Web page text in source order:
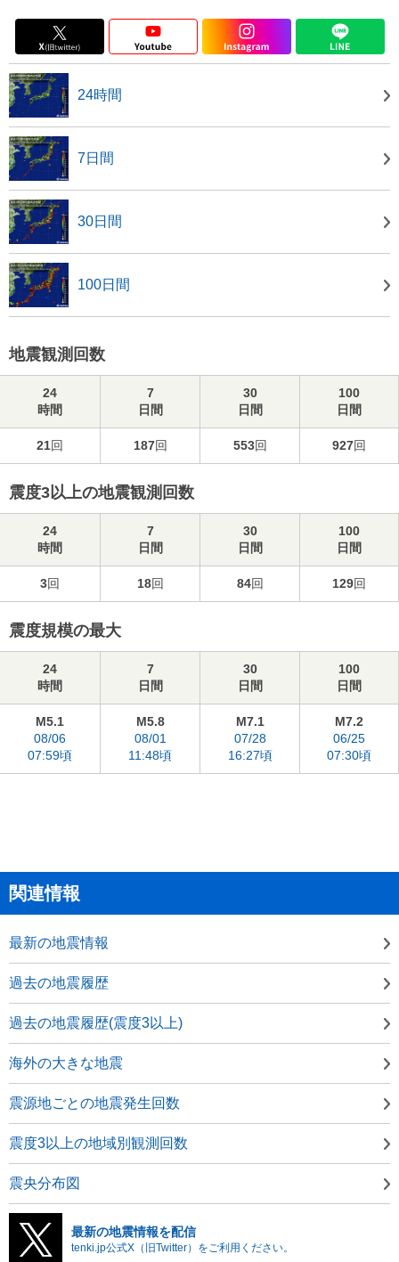
24時間
7日間
30日間
100日間
地震観測回数
24
時間
7
日間
30
日間
100
日間
21回 187回 553回 927回
震度3以上の地震観測回数
24
時間
7
日間
30
日間
100
日間
3回 18回 84回 129回
震度規模の最大
24
時間
7
日間
30
日間
100
日間
M5.1
08/06
07:59頃
M5.8
08/01
11:48頃
M7.1
07/28
16:27頃
M7.2
06/25
07:30頃
関連情報
最新の地震情報
過去の地震履歴
過去の地震履歴(震度3以上)
海外の大きな地震
震源地ごとの地震発生回数
震度3以上の地域別観測回数
震央分布図
最新の地震情報を配信
tenki.jp公式X（旧Twitter）をご利用ください。